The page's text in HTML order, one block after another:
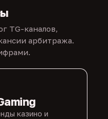
TG-каналов,
арбитража.
казино и